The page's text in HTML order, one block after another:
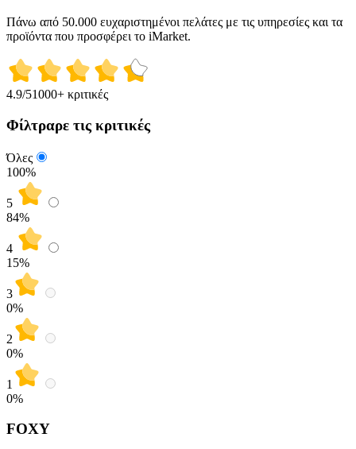
Πάνω από 50.000 ευχαριστημένοι πελάτες με τις υπηρεσίες και τα
προϊόντα που προσφέρει το iMarket.
4.9/51000+ κριτικές
Φίλτραρε τις κριτικές
Όλες
100%
5
84%
4
15%
3
0%
2
0%
1
0%
FOXY